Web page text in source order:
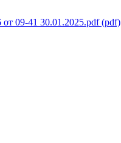
09-41 30.01.2025.pdf (pdf)